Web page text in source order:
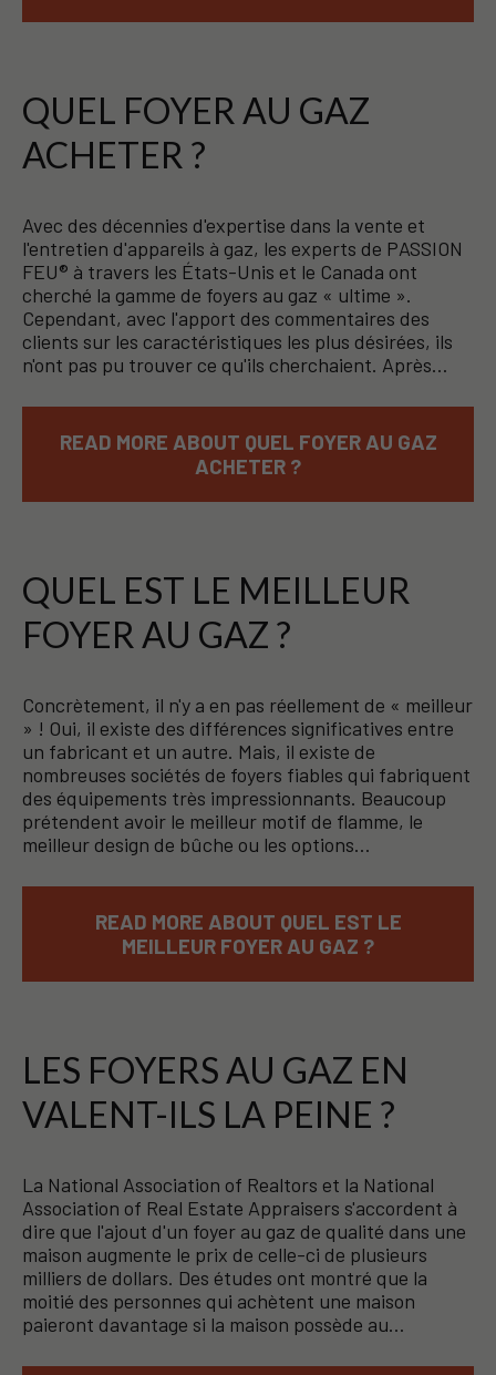
QUEL FOYER AU GAZ
ACHETER ?
Avec des décennies d'expertise dans la vente et
l'entretien d'appareils à gaz, les experts de PASSION
FEU® à travers les États-Unis et le Canada ont
cherché la gamme de foyers au gaz « ultime ».
Cependant, avec l'apport des commentaires des
clients sur les caractéristiques les plus désirées, ils
n'ont pas pu trouver ce qu'ils cherchaient. Après…
READ MORE ABOUT QUEL FOYER AU GAZ
ACHETER ?
QUEL EST LE MEILLEUR
FOYER AU GAZ ?
Concrètement, il n'y a en pas réellement de « meilleur
» ! Oui, il existe des différences significatives entre
un fabricant et un autre. Mais, il existe de
nombreuses sociétés de foyers fiables qui fabriquent
des équipements très impressionnants. Beaucoup
prétendent avoir le meilleur motif de flamme, le
meilleur design de bûche ou les options…
READ MORE ABOUT QUEL EST LE
MEILLEUR FOYER AU GAZ ?
LES FOYERS AU GAZ EN
VALENT-ILS LA PEINE ?
La National Association of Realtors et la National
Association of Real Estate Appraisers s'accordent à
dire que l'ajout d'un foyer au gaz de qualité dans une
maison augmente le prix de celle-ci de plusieurs
milliers de dollars. Des études ont montré que la
moitié des personnes qui achètent une maison
paieront davantage si la maison possède au…